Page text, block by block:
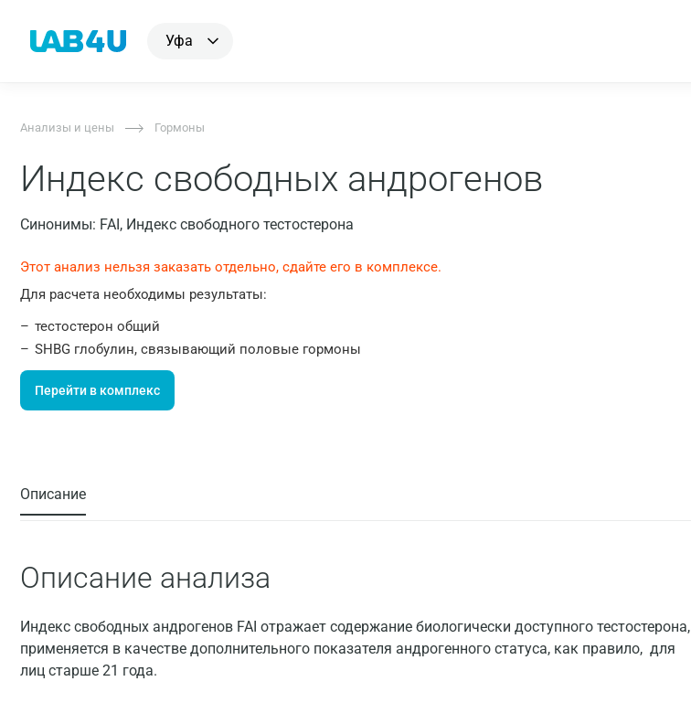
Уфа
Анализы и цены Гормоны
Индекс свободных андрогенов
Синонимы: FAI, Индекс свободного тестостерона
Этот анализ нельзя заказать отдельно, сдайте его в комплексе.
Для расчета необходимы результаты:
тестостерон общий
SHBG глобулин, связывающий половые гормоны
Перейти в комплекс
Описание
Описание анализа
Индекс свободных андрогенов FAI отражает содержание биологически доступного тестостерона,
применяется в качестве дополнительного показателя андрогенного статуса, как правило, для
лиц старше 21 года.